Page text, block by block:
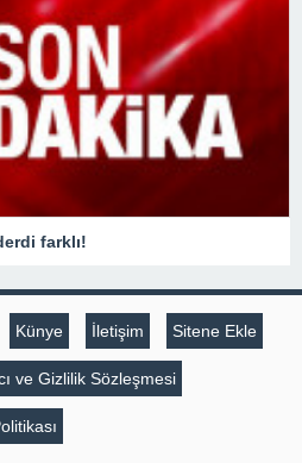
farklı!
Künye İletişim Sitene Ekle
ve Gizlilik Sözleşmesi